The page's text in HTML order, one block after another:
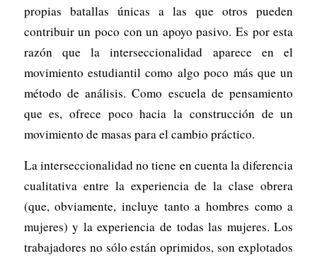
propias batallas únicas a las que otros pueden
contribuir un poco con un apoyo pasivo. Es por esta
razón que la interseccionalidad aparece en el
movimiento estudiantil como algo poco más que un
método de análisis. Como escuela de pensamiento
que es, ofrece poco hacia la construcción de un
movimiento de masas para el cambio práctico.
La interseccionalidad no tiene en cuenta la diferencia
cualitativa entre la experiencia de la clase obrera
(que, obviamente, incluye tanto a hombres como a
mujeres) y la experiencia de todas las mujeres. Los
trabajadores no sólo están oprimidos, son explotados